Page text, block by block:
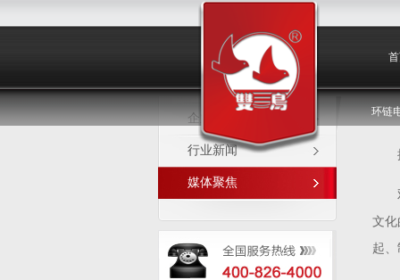
环链
媒体聚焦
企业新闻
行业新闻
媒体聚焦
文化
起